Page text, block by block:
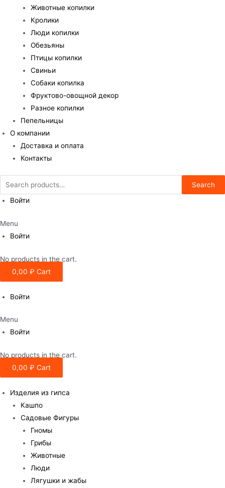
Животные копилки
Кролики
Люди копилки
Обезьяны
Птицы копилки
Свиньи
Собаки копилка
Фруктово-овощной декор
Разное копилки
Пепельницы
О компании
Доставка и оплата
Контакты
Search
for:
Search
Войти
Menu
Войти
No products in the cart.
0,00 ₽ Cart
Войти
Menu
Войти
No products in the cart.
0,00 ₽ Cart
Изделия из гипса
Кашпо
Садовые Фигуры
Гномы
Грибы
Животные
Люди
Лягушки и жабы